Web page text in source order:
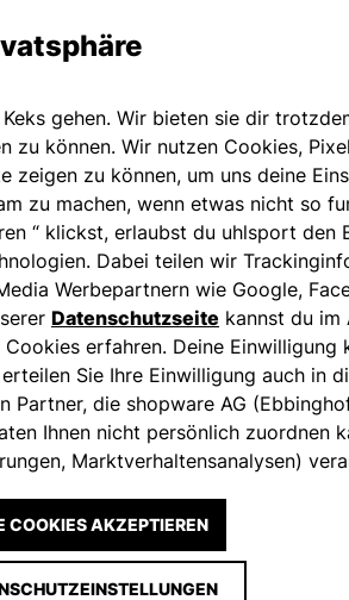
gehen. Wir bieten sie dir
zu können. Wir nutzen Cookies,
zeigen zu können, um uns deine
zu machen, wenn etwas nicht so
“ klickst, erlaubst du uhlsport den
Dabei teilen wir
Werbepartnern wie Google,
Datenschutzseite kannst du im
erfahren. Deine Einwilligung
Sie Ihre Einwilligung auch in
Partner, die shopware AG
Ihnen nicht persönlich zuordnen
Marktverhaltensanalysen)
COOKIES AKZEPTIEREN